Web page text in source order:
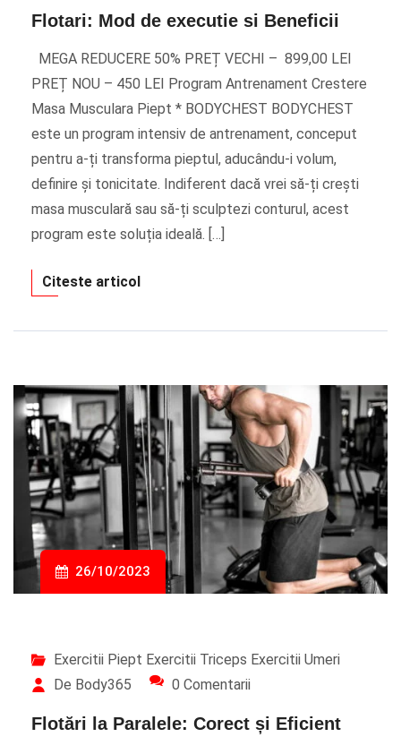
Flotari: Mod de executie si Beneficii
MEGA REDUCERE 50% PREȚ VECHI – 899,00 LEI
PREȚ NOU – 450 LEI Program Antrenament Crestere
Masa Musculara Piept * BODYCHEST BODYCHEST
este un program intensiv de antrenament, conceput
pentru a-ți transforma pieptul, aducându-i volum,
definire și tonicitate. Indiferent dacă vrei să-ți crești
masa musculară sau să-ți sculptezi conturul, acest
program este soluția ideală. […]
Citeste articol
26/10/2023
Exercitii Piept Exercitii Triceps Exercitii Umeri
De Body365
0 Comentarii
Flotări la Paralele: Corect și Eficient